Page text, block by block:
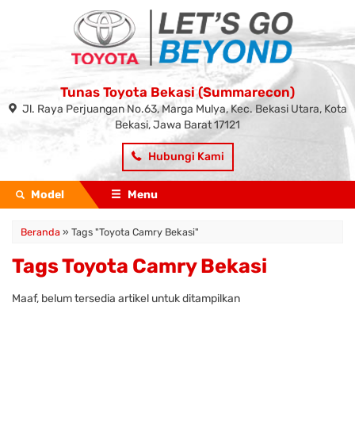
Tunas Toyota Bekasi (Summarecon)
Jl. Raya Perjuangan No.63, Marga Mulya, Kec. Bekasi Utara, Kota
Bekasi, Jawa Barat 17121
Hubungi Kami
Model Menu
Beranda » Tags "Toyota Camry Bekasi"
Tags Toyota Camry Bekasi
Maaf, belum tersedia artikel untuk ditampilkan